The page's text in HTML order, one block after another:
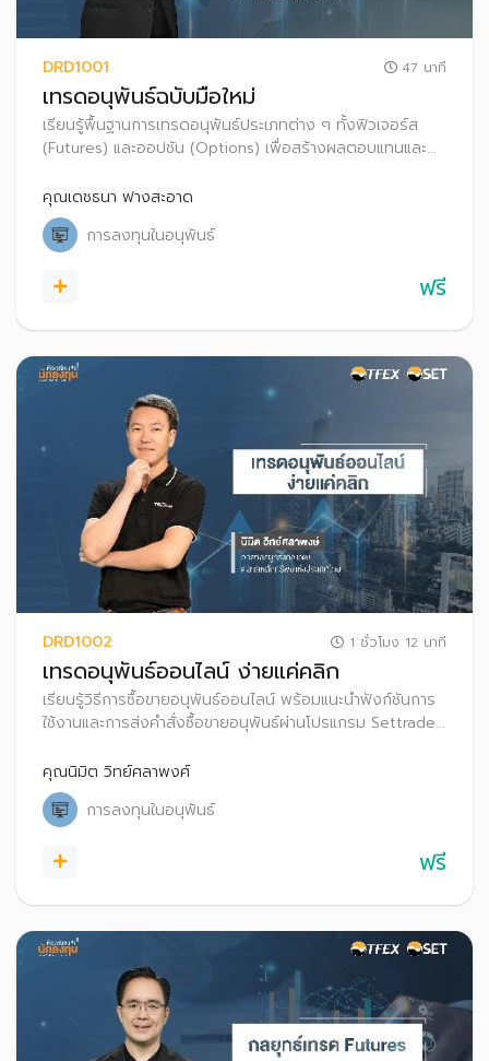
DRD1001 47 นาที
เทรดอนุพันธ์ฉบับมือใหม่
เรียนรู้พื้นฐานการเทรดอนุพันธ์ประเภทต่าง ๆ ทั้งฟิวเจอร์ส
(Futures) และออปชัน (Options) เพื่อสร้างผลตอบแทนและ
ลง
คุณเดชธนา ฟางสะอาด
การลงทุนในอนุพันธ์
ฟรี
DRD1002 1 ชั่วโมง 12 นาที
เทรดอนุพันธ์ออนไลน์ ง่ายแค่คลิก
เรียนรู้วิธีการซื้อขายอนุพันธ์ออนไลน์ พร้อมแนะนำฟังก์ชันการ
ใช้งานและการส่งคำสั่งซื้อขายอนุพันธ์ผ่านโปรแกรม Settrade
คุณนิมิต วิทย์ศลาพงศ์
การลงทุนในอนุพันธ์
ฟรี